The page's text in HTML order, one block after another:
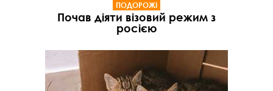
ПОДОРОЖІ
Почав діяти візовий режим з
росією